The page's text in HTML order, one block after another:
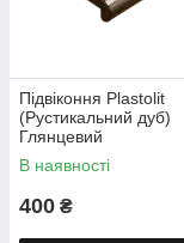
Підвіконня Plastolit
(Рустикальний дуб)
Глянцевий
В наявності
400 ₴